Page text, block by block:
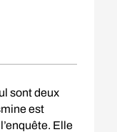
sont deux
est
Elle